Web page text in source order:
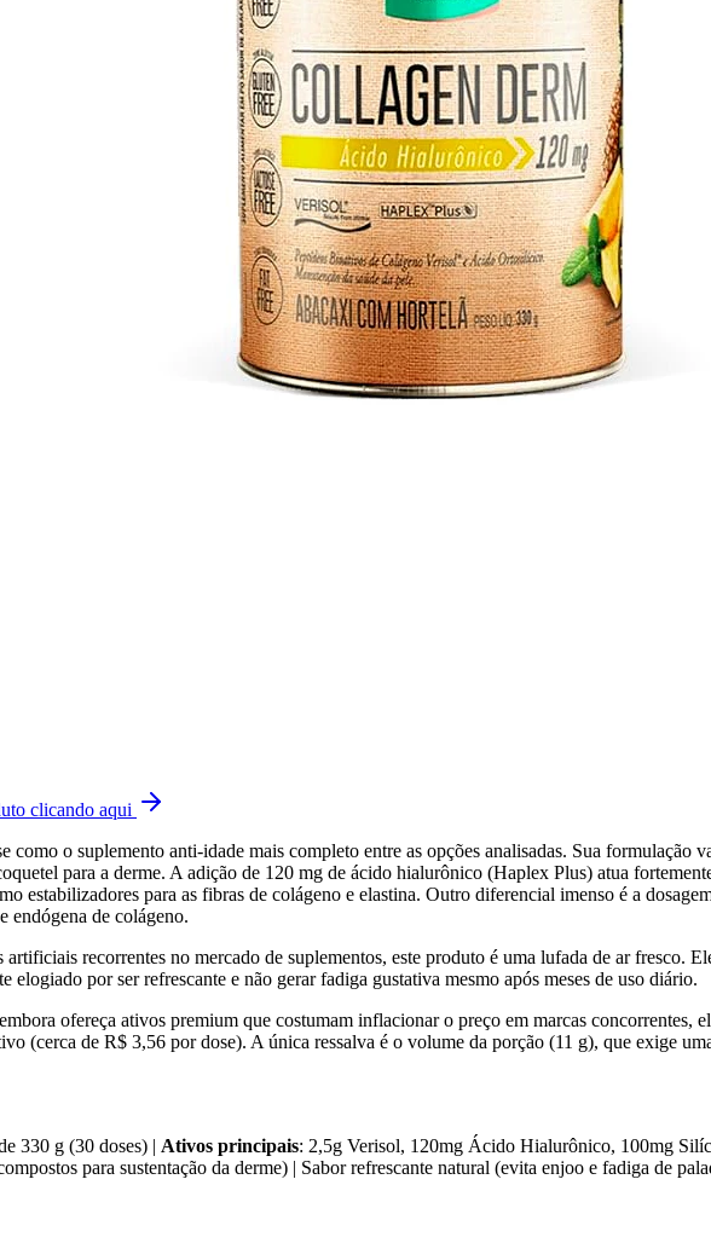
clicando aqui
o suplemento anti-idade mais completo entre as opções analisadas. Sua formulação
para a derme. A adição de 120 mg de ácido hialurônico (Haplex Plus) atua
estabilizadores para as fibras de colágeno e elastina. Outro diferencial imenso é a
endógena de colágeno.
recorrentes no mercado de suplementos, este produto é uma lufada de ar fresco.
elogiado por ser refrescante e não gerar fadiga gustativa mesmo após meses de uso diário.
ofereça ativos premium que costumam inflacionar o preço em marcas concorrentes,
(cerca de R$ 3,56 por dose). A única ressalva é o volume da porção (11 g), que exige
330 g (30 doses) | Ativos principais: 2,5g Verisol, 120mg Ácido Hialurônico, 100mg
para sustentação da derme) | Sabor refrescante natural (evita enjoo e fadiga de